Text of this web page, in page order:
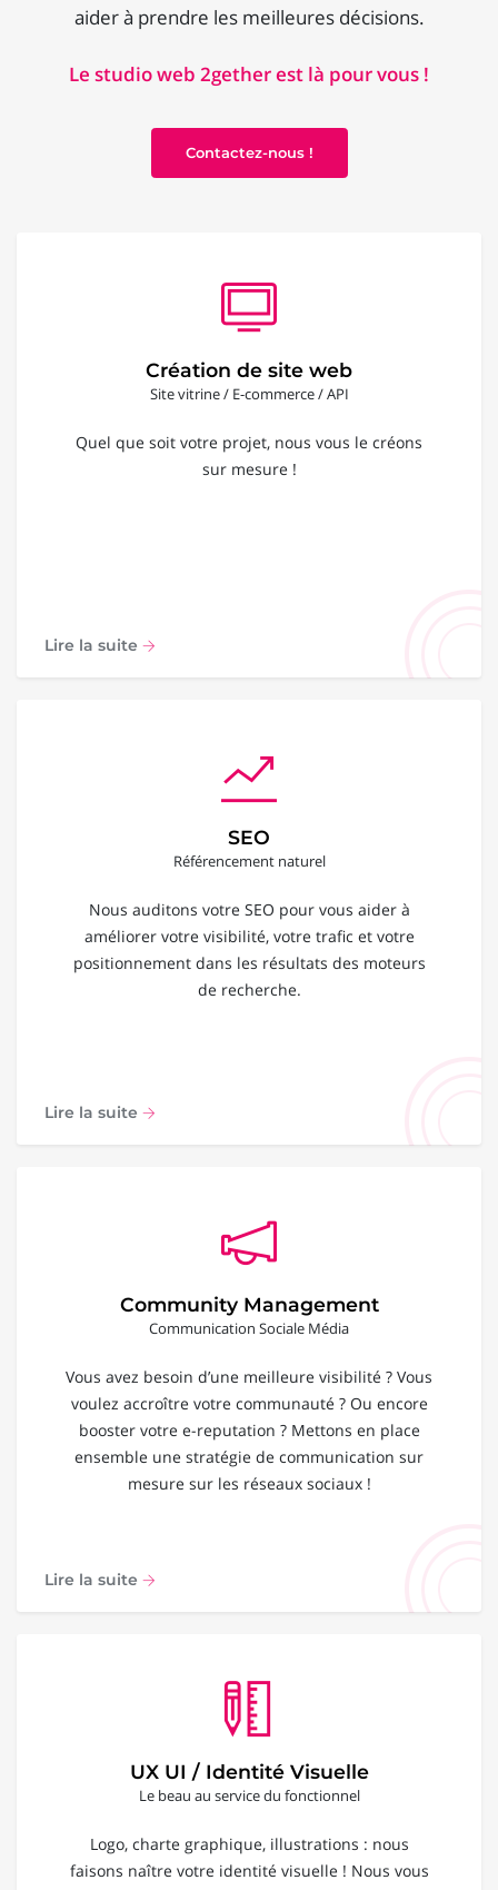
aider à prendre les meilleures décisions.
Le studio web 2gether est là pour vous !
Contactez-nous !
Création de site web
Site vitrine / E-commerce / API
Quel que soit votre projet, nous vous le créons
sur mesure !
Lire la suite
SEO
Référencement naturel
Nous auditons votre SEO pour vous aider à
améliorer votre visibilité, votre trafic et votre
positionnement dans les résultats des moteurs
de recherche.
Lire la suite
Community Management
Communication Sociale Média
Vous avez besoin d’une meilleure visibilité ? Vous
voulez accroître votre communauté ? Ou encore
booster votre e-reputation ? Mettons en place
ensemble une stratégie de communication sur
mesure sur les réseaux sociaux !
Lire la suite
UX UI / Identité Visuelle
Le beau au service du fonctionnel
Logo, charte graphique, illustrations : nous
faisons naître votre identité visuelle ! Nous vous